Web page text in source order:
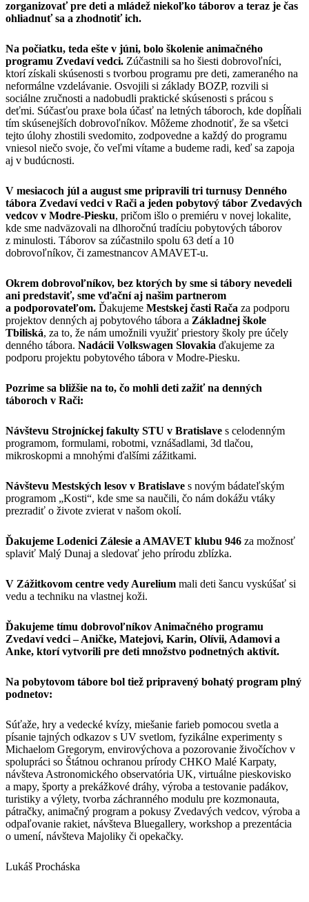
zorganizovať pre deti a mládež niekoľko táborov a teraz je čas
ohliadnuť sa a zhodnotiť ich.
Na počiatku, teda ešte v júni, bolo školenie animačného
programu Zvedaví vedci. Zúčastnili sa ho šiesti dobrovoľníci,
ktorí získali skúsenosti s tvorbou programu pre deti, zameraného na
neformálne vzdelávanie. Osvojili si základy BOZP, rozvili si
sociálne zručnosti a nadobudli praktické skúsenosti s prácou s
deťmi. Súčasťou praxe bola účasť na letných táboroch, kde dopĺňali
tím skúsenejších dobrovoľníkov. Môžeme zhodnotiť, že sa všetci
tejto úlohy zhostili svedomito, zodpovedne a každý do programu
vniesol niečo svoje, čo veľmi vítame a budeme radi, keď sa zapoja
aj v budúcnosti.
V mesiacoch júl a august sme pripravili tri turnusy Denného
tábora Zvedaví vedci v Rači a jeden pobytový tábor Zvedavých
vedcov v Modre-Piesku, pričom išlo o premiéru v novej lokalite,
kde sme nadväzovali na dlhoročnú tradíciu pobytových táborov
z minulosti. Táborov sa zúčastnilo spolu 63 detí a 10
dobrovoľníkov, či zamestnancov AMAVET-u.
Okrem dobrovoľníkov, bez ktorých by sme si tábory nevedeli
ani predstaviť, sme vďační aj našim partnerom
a podporovateľom. Ďakujeme Mestskej časti Rača za podporu
projektov denných aj pobytového tábora a Základnej škole
Tbiliská, za to, že nám umožnili využiť priestory školy pre účely
denného tábora. Nadácii Volkswagen Slovakia ďakujeme za
podporu projektu pobytového tábora v Modre-Piesku.
Pozrime sa bližšie na to, čo mohli deti zažiť na denných
táboroch v Rači:
Návštevu Strojníckej fakulty STU v Bratislave s celodenným
programom, formulami, robotmi, vznášadlami, 3d tlačou,
mikroskopmi a mnohými ďalšími zážitkami.
Návštevu Mestských lesov v Bratislave s novým bádateľským
programom „Kosti“, kde sme sa naučili, čo nám dokážu vtáky
prezradiť o živote zvierat v našom okolí.
Ďakujeme Lodenici Zálesie a AMAVET klubu 946 za možnosť
splaviť Malý Dunaj a sledovať jeho prírodu zblízka.
V Zážitkovom centre vedy Aurelium mali deti šancu vyskúšať si
vedu a techniku na vlastnej koži.
Ďakujeme tímu dobrovoľníkov Animačného programu
Zvedaví vedci – Aničke, Matejovi, Karin, Olívii, Adamovi a
Anke, ktorí vytvorili pre deti množstvo podnetných aktivít.
Na pobytovom tábore bol tiež pripravený bohatý program plný
podnetov:
Súťaže, hry a vedecké kvízy, miešanie farieb pomocou svetla a
písanie tajných odkazov s UV svetlom, fyzikálne experimenty s
Michaelom Gregorym, envirovýchova a pozorovanie živočíchov v
spolupráci so Štátnou ochranou prírody CHKO Malé Karpaty,
návšteva Astronomického observatória UK, virtuálne pieskovisko
a mapy, športy a prekážkové dráhy, výroba a testovanie padákov,
turistiky a výlety, tvorba záchranného modulu pre kozmonauta,
pátračky, animačný program a pokusy Zvedavých vedcov, výroba a
odpaľovanie rakiet, návšteva Bluegallery, workshop a prezentácia
o umení, návšteva Majoliky či opekačky.
Lukáš Procháska